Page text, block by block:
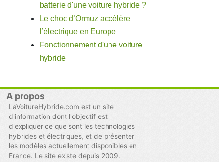
batterie d'une voiture hybride ?
Le choc d’Ormuz accélère
l’électrique en Europe
Fonctionnement d'une voiture
hybride
A propos
LaVoitureHybride.com est un site
d'information dont l'objectif est
d'expliquer ce que sont les technologies
hybrides et électriques, et de présenter
les modèles actuellement disponibles en
France. Le site existe depuis 2009.